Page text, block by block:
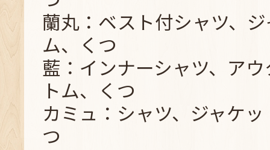
蘭丸：ベスト付シャツ、
ム、くつ
藍：インナーシャツ、ア
トム、くつ
カミュ：シャツ、ジャケ
つ